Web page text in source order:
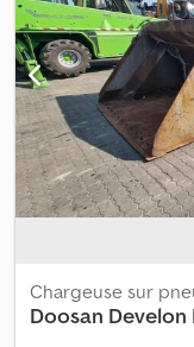
UVV, cabine,
hydraulique,
Équipement /
6 cylindres,
Hydraulique à
base de 600 mm
changement rapide
Chargeuse sur
Doosan Develon